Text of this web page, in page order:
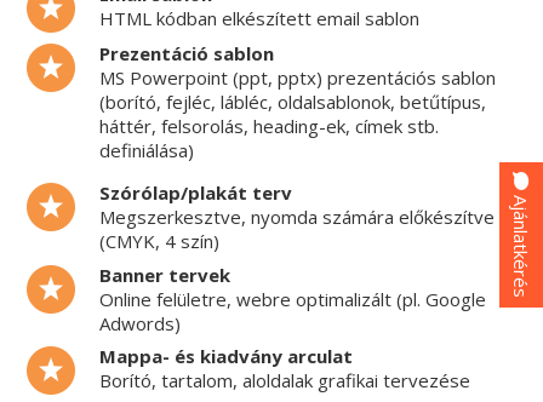
HTML kódban elkészített email sablon
Prezentáció sablon
MS Powerpoint (ppt, pptx) prezentációs sablon
(borító, fejléc, lábléc, oldalsablonok, betűtípus,
háttér, felsorolás, heading-ek, címek stb.
definiálása)
Szórólap/plakát terv
Megszerkesztve, nyomda számára előkészítve
(CMYK, 4 szín)
Banner tervek
Online felületre, webre optimalizált (pl. Google
Adwords)
Mappa- és kiadvány arculat
Borító, tartalom, aloldalak grafikai tervezése
Ajánlatkérés